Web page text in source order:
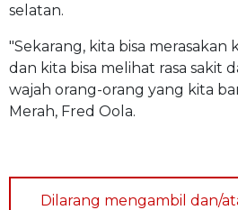
selatan.
"Sekarang, kita bisa merasakan
dan kita bisa melihat rasa sakit
wajah orang-orang yang kita
Merah, Fred Oola.
Dilarang mengambil dan/